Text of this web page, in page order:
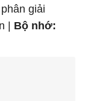
giải
| Bộ nhớ: